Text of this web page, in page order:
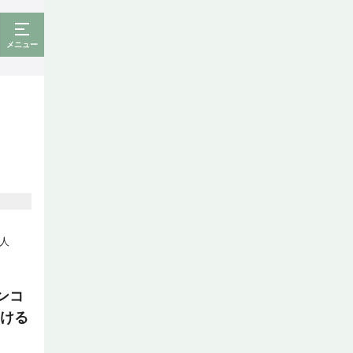
メニュー
コ
る